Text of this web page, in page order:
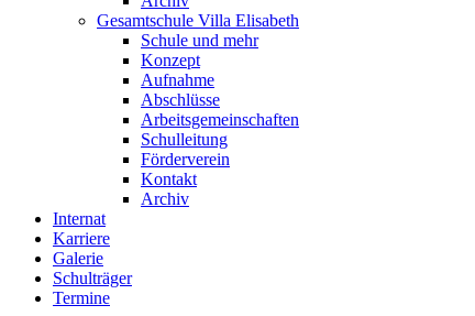
Gesamtschule Villa Elisabeth
Schule und mehr
Konzept
Aufnahme
Abschlüsse
Arbeitsgemeinschaften
Schulleitung
Förderverein
Kontakt
Archiv
Internat
Karriere
Galerie
Schulträger
Termine